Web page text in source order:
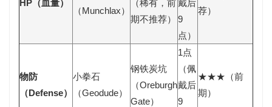
HP（血量）
（Munchlax）
（稀有，前
期不推荐）
戴后
9
点）
荐）
物防
（Defense）
小拳石
（Geodude）
钢铁炭坑
（Oreburgh
Gate）
1点
（佩
戴后
9
★★★（前
期）